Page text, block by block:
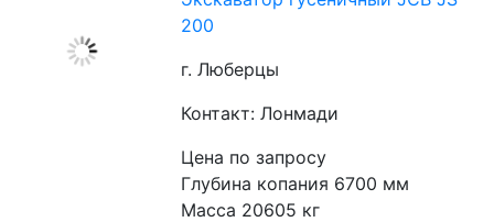
200
г. Люберцы
Контакт: Лонмади
Цена по запросу
Глубина копания 6700 мм
Масса 20605 кг